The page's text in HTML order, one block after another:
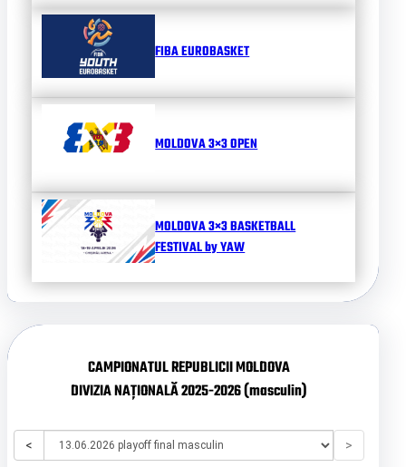
FIBA EUROBASKET
MOLDOVA 3×3 OPEN
MOLDOVA 3×3 BASKETBALL
FESTIVAL by YAW
CAMPIONATUL REPUBLICII MOLDOVA
DIVIZIA NAȚIONALĂ 2025-2026 (masculin)
< >